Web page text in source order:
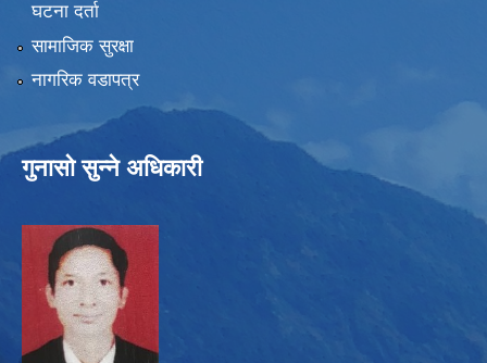
घटना दर्ता
सामाजिक सुरक्षा
नागरिक वडापत्र
गुनासो सुन्ने अधिकारी